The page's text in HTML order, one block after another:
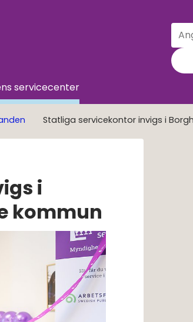
Till
Sök
servicecenter
Statliga servicekontor invigs i
i
kommun